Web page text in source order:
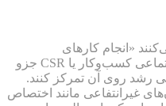
«انجام کارهای
خیرخواهانه» و توجه به مسئولیت اجتماعی کسب‌وکار یا CSR جزو
رشد روی آن تمرکز کنند.
غیرانتفاعی مانند اختصاص